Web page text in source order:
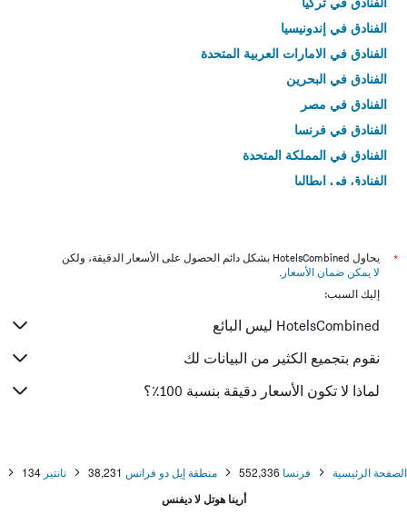
الفنادق في إندونيسيا
الفنادق في الامارات العربية المتحدة
الفنادق في البحرين
الفنادق في مصر
الفنادق في فرنسا
الفنادق في المملكة المتحدة
الفنادق في إيطاليا
*
يحاول HotelsCombined بشكل دائم الحصول على الأسعار الدقيقة، ولكن
لا يمكن ضمان الأسعار .
إليك السبب:
HotelsCombined ليس البائع
نقوم بتجميع الكثير من البيانات لك
لماذا لا تكون الأسعار دقيقة بنسبة 100٪؟
الصفحة الرئيسية فرنسا 552,336 منطقة إيل دو فرانس 38,231 نانتير 134
أرينا هوتل لا ديفنس